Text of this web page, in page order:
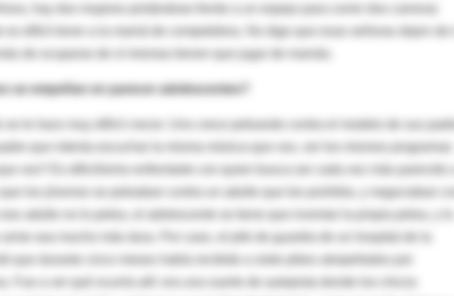
hay dos mujeres pintándose frente a un espejo para correr dos carreras
es difícil tener a la mamá de competidora. No digo que esas señoras dejen de
de ocuparse de sí mismas tienen que jugar de mamás.
se empeñan en parecer adolescentes?
se le hace muy difícil crecer. Uno crece peleando contra el modelo de sus
que intenta escuchar la misma música que vos, ver los mismos programas
los jóvenes se peleaban contra un adulto que les prohibía, y negociaban
sea mucho más dura. Por caso, el jefe de guardia de un hospital de la
que durante cinco meses había recibido a siete pibes atropellados por
Fue a ver qué ocurría allí: era una suerte de autopista donde los chicos